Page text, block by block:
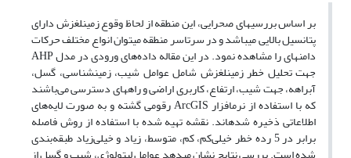
بر اساس بررسی­های صحرایی، این منطقه از لحاظ وقوع زمین­لغزش دارای
پتانسیل بالایی می­باشد و در سرتاسر منطقه می­توان انواع مختلف حرکات
دامنه­ای را مشاهده نمود. در این مقاله داده‌های ورودی در مدل AHP
جهت تحلیل خطر زمین­لغزش شامل عوامل شیب، زمین­شناسی، گسل،
آبراهه، جهت شیب، ارتفاع، کاربری اراضی و راه­های دسترسی می‌باشند
که با استفاده از نرم­افزار ArcGIS رقومی گشته و به صورت لایه‌های
اطلاعاتی ذخیره شده­اند. نقشه­ تهیه شده با استفاده از روش فاصله
برابر در 5 رده خطر خیلی‌کم، کم، متوسط، زیاد و خیلی‌زیاد طبقه‌بندی